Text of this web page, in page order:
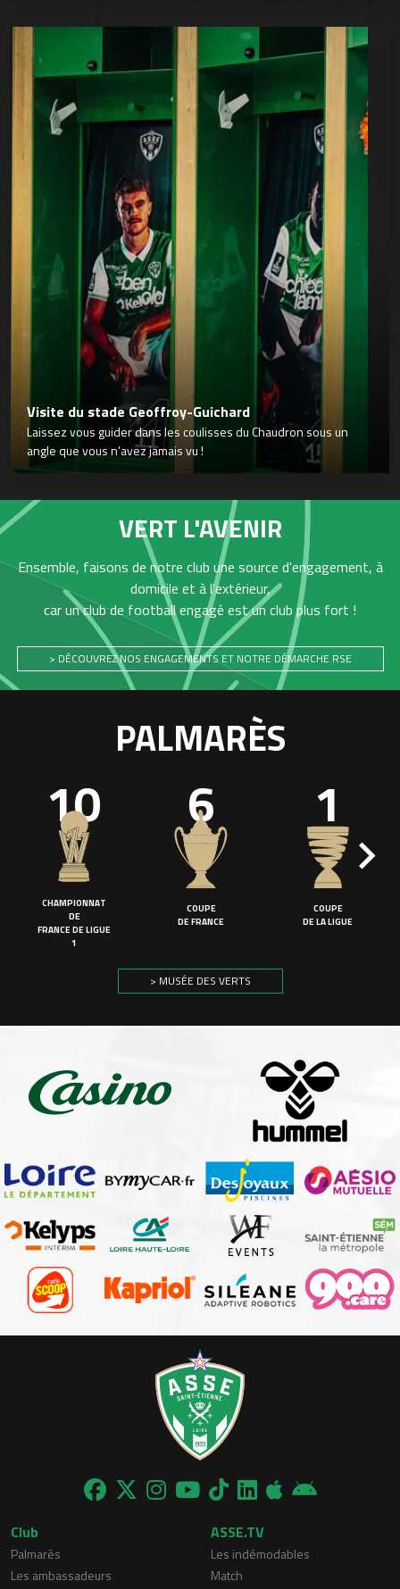
Visite du stade Geoffroy-Guichard
Laissez vous guider dans les coulisses du Chaudron sous un
angle que vous n’avez jamais vu !
VERT L'AVENIR
Ensemble, faisons de notre club une source d'engagement, à
domicile et à l'extérieur,
car un club de football engagé est un club plus fort !
> DÉCOUVREZ NOS ENGAGEMENTS ET NOTRE DÉMARCHE RSE
PALMARÈS
10
CHAMPIONNAT
DE
FRANCE DE LIGUE
1
6
COUPE
DE FRANCE
1
COUPE
DE LA LIGUE
> MUSÉE DES VERTS
Club
Palmarès
Les ambassadeurs
ASSE.TV
Les indémodables
Match